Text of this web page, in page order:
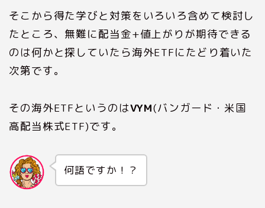
そこから得た学びと対策をいろいろ含めて検討し
たところ、無難に配当金+値上がりが期待できる
のは何かと探していたら海外ETFにたどり着いた
次第です。
その海外ETFというのはVYM(バンガード・米国
高配当株式ETF)です。
何語ですか！？